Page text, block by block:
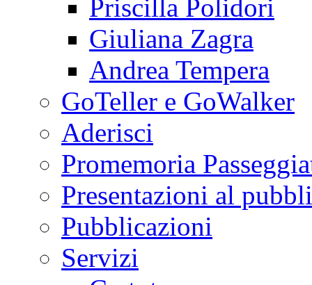
Priscilla Polidori
Giuliana Zagra
Andrea Tempera
GoTeller e GoWalker
Aderisci
Promemoria
Presentazioni al
Pubblicazioni
Servizi